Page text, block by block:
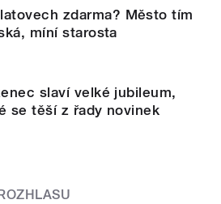
zdarma? Město tím
míní starosta
slaví velké jubileum,
se těší z řady novinek